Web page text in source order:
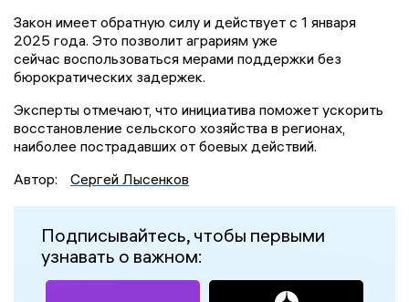
Закон имеет обратную силу и действует с 1 января
2025 года. Это позволит аграриям уже
сейчас воспользоваться мерами поддержки без
бюрократических задержек.
Эксперты отмечают, что инициатива поможет ускорить
восстановление сельского хозяйства в регионах,
наиболее пострадавших от боевых действий.
Автор:
Сергей Лысенков
Подписывайтесь, чтобы первыми
узнавать о важном: